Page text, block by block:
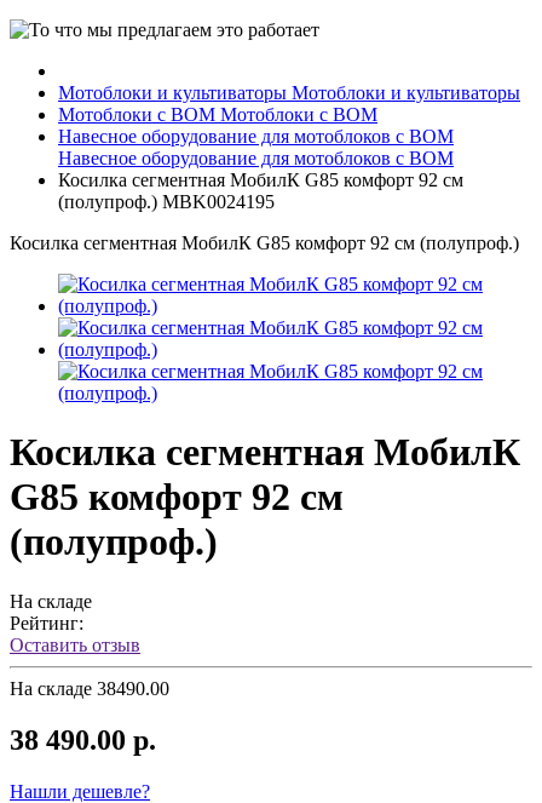
Мотоблоки и культиваторы Мотоблоки и культиваторы
Мотоблоки с ВОМ Мотоблоки с ВОМ
Навесное оборудование для мотоблоков с ВОМ
Навесное оборудование для мотоблоков с ВОМ
Косилка сегментная МобилК G85 комфорт 92 см
(полупроф.) MBK0024195
Косилка сегментная МобилК G85 комфорт 92 см (полупроф.)
Косилка сегментная МобилК
G85 комфорт 92 см
(полупроф.)
На складе
Рейтинг:
Оставить отзыв
На складе 38490.00
38 490.00 р.
Нашли дешевле?